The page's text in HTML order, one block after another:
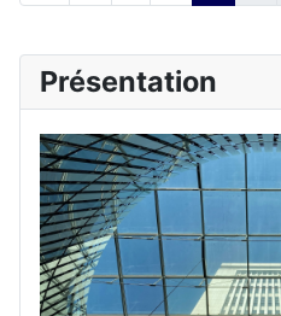
Présentation